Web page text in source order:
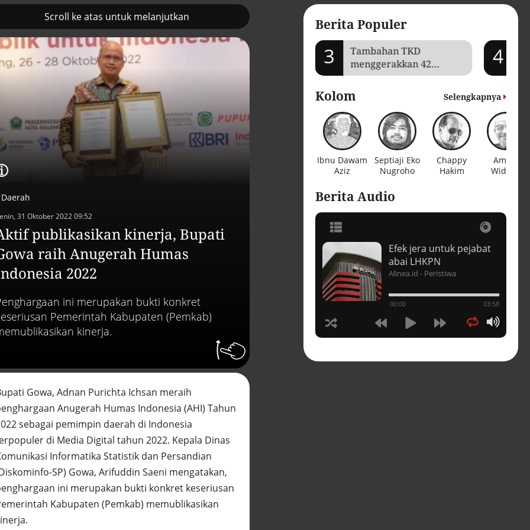
Scroll ke atas untuk melanjutkan
Daerah
31 Oktober 2022 09:52
publikasikan kinerja, Bupati
raih Anugerah Humas
2022
ini merupakan bukti konkret
Pemerintah Kabupaten (Pemkab)
kinerja.
Gowa, Adnan Purichta Ichsan meraih
Anugerah Humas Indonesia (AHI) Tahun
sebagai pemimpin daerah di Indonesia
di Media Digital tahun 2022. Kepala Dinas
Informatika Statistik dan Persandian
SP) Gowa, Arifuddin Saeni mengatakan,
ini merupakan bukti konkret keseriusan
Kabupaten (Pemkab) memublikasikan
Berita Populer
Prancis kerahkan kapal
induk nuklir untuk misi
Pemulihan ekonomi Aceh
3
Tambahan TKD
menggerakkan 42
kegiatan di
4
Kolom Selengkapnya
Ibnu Dawam
Aziz
Septiaji Eko
Nugroho
Chappy
Hakim
Amien
Widodo
Berita Audio
Efek jera untuk pejabat
Buku berusia 900 tahun
ditemukan di arsip rahasia
Vatikan, ada prediksi tahun
Alinea.id - Peristiwa
Akar persoalan
berulangnya kekerasan
terhadap PMI di Malaysia
Alinea.id - Peristiwa
sertifikat pagar laut
diproses hukum
Alinea.id - Peristiwa
Mungkinkah duet Anies-
Ahok terealisasi di Pilpres
Efek jera untuk pejabat
abai LHKPN
Alinea.id - Peristiwa
00:00 03:58